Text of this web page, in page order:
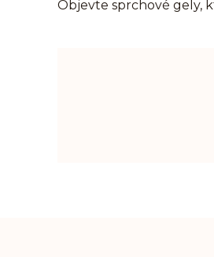
Objevte sprchové gely,